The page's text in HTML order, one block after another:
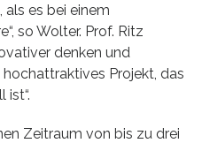
als es bei einem
so Wolter. Prof. Ritz
denken und
Projekt, das
ist“.
Zeitraum von bis zu drei